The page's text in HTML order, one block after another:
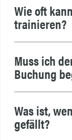
Wie oft
trainieren?
Muss ich
Buchung
Was ist,
gefällt?